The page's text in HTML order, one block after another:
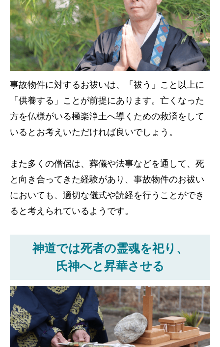
事故物件に対するお祓いは、「祓う」こと以上に
「供養する」ことが前提にあります。亡くなった
方を仏様がいる極楽浄土へ導くための救済をして
いるとお考えいただければ良いでしょう。
また多くの僧侶は、葬儀や法事などを通して、死
と向き合ってきた経験があり、事故物件のお祓い
においても、適切な儀式や読経を行うことができ
ると考えられているようです。
神道では死者の霊魂を祀り、
氏神へと昇華させる